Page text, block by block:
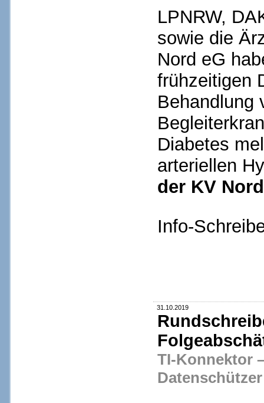
LPNRW,
sowie die
Nord eG
frühzeitigen
Behandlung
Diabetes
arteriellen
der KV
Info-
31.10.2019
TI-Konnektor